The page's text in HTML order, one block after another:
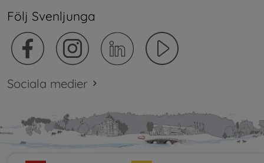
Följ Svenljunga
Sociala medier